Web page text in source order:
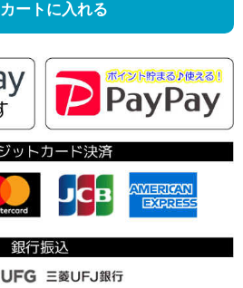
カートに入れる